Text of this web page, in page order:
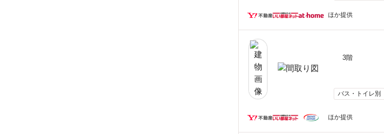
ほか提供
3階
バス・トイレ別
ほか提供